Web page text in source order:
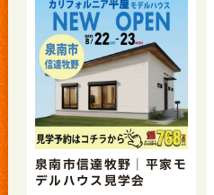
泉南市信達牧野｜平家モ
デルハウス見学会